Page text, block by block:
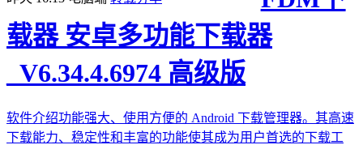
载器 安卓多功能下载器
_V6.34.4.6974 高级版
软件介绍功能强大、使用方便的 Android 下载管理器。其高速
下载能力、稳定性和丰富的功能使其成为用户首选的下载工